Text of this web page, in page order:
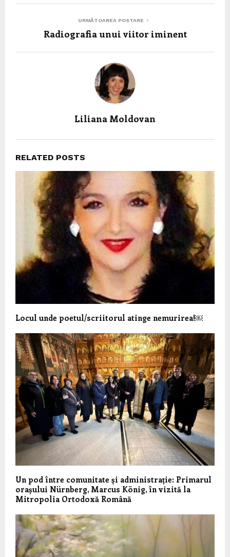
URMĂTOAREA POSTARE
Radiografia unui viitor iminent
Liliana Moldovan
RELATED POSTS
Locul unde poetul/scriitorul atinge nemurirea!￼
Un pod între comunitate și administrație: Primarul
orașului Nürnberg, Marcus König, în vizită la
Mitropolia Ortodoxă Română